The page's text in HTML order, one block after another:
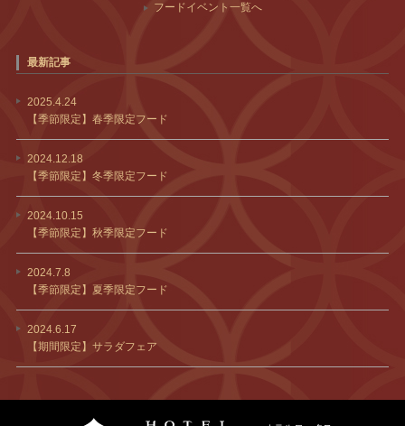
フードイベント一覧へ
最新記事
2025.4.24
【季節限定】春季限定フード
2024.12.18
【季節限定】冬季限定フード
2024.10.15
【季節限定】秋季限定フード
2024.7.8
【季節限定】夏季限定フード
2024.6.17
【期間限定】サラダフェア